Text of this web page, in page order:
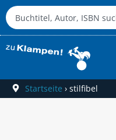
Startseite › stilfibel